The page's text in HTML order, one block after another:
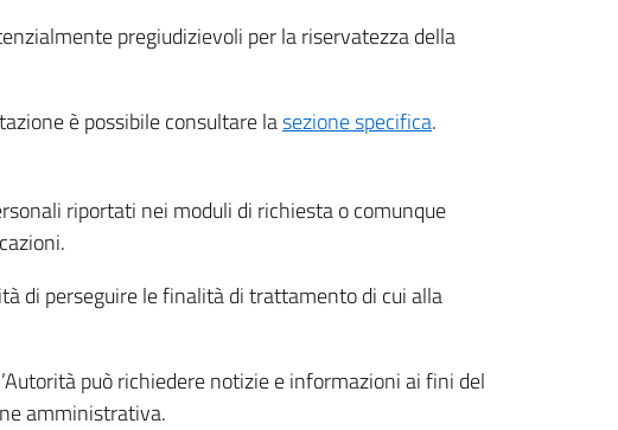
pregiudizievoli per la riservatezza della
è possibile consultare lasezione specifica.
riportati nei moduli di richiesta o comunque
di perseguire le finalità di trattamento di cui alla
può richiedere notizie e informazioni ai fini del
amministrativa.